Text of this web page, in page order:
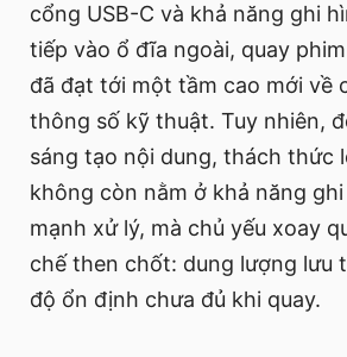
cổng USB-C và khả năng ghi
tiếp vào ổ đĩa ngoài, quay
đã đạt tới một tầm cao mới về
thông số kỹ thuật. Tuy nhiên,
sáng tạo nội dung, thách thức
không còn nằm ở khả năng
mạnh xử lý, mà chủ yếu xoay
chế then chốt: dung lượng lưu
độ ổn định chưa đủ khi quay.